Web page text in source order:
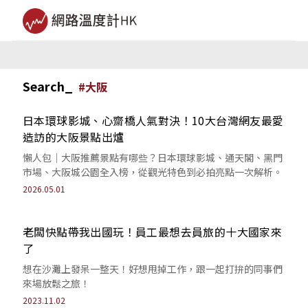
Search_ #大阪
日本環球影城、心齋橋人氣對決！10大台灣網友最愛
造訪的大阪景點出爐
懶人包｜大阪推薦景點有哪些？日本環球影城、通天閣、黑門
市場、大阪城公園全入榜，從觀光特色到必拍亮點一次解析。
2026.05.01
老闆快點帶我出國玩！員工最想去員旅的十大國家來
了
想在沙灘上發呆一整天！好想甩掉工作，跟一起打拚的同事們
來場放鬆之旅！
2023.11.02